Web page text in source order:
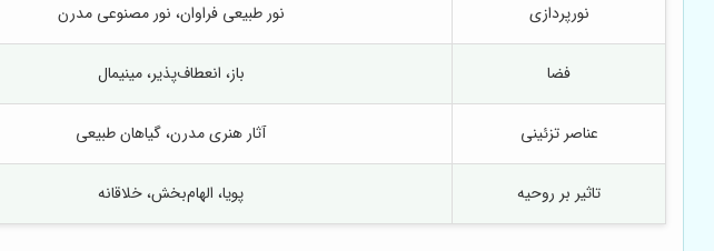
نورپردازی نور طبیعی فراوان، نور مصنوعی مدرن
فضا باز، انعطاف‌پذیر، مینیمال
عناصر تزئینی آثار هنری مدرن، گیاهان طبیعی
تاثیر بر روحیه پویا، الهام‌بخش، خلاقانه